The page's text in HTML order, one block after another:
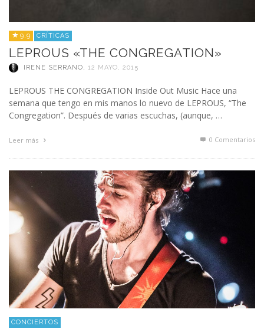
9.9 CRÍTICAS
LEPROUS «THE CONGREGATION»
IRENE SERRANO, 12 MAYO, 2015
LEPROUS THE CONGREGATION Inside Out Music Hace una
semana que tengo en mis manos lo nuevo de LEPROUS, “The
Congregation”. Después de varias escuchas, (aunque, …
Leer más 0 Comentarios
CONCIERTOS